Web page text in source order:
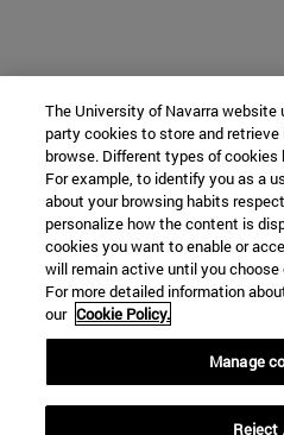
The University of Navarra website
party cookies to store and
browse. Different types of cookies
For example, to identify you as a
about your browsing habits
personalize how the content is
cookies you want to enable or
will remain active until you
For more detailed information
our Cookie Policy.
Manage
Reject